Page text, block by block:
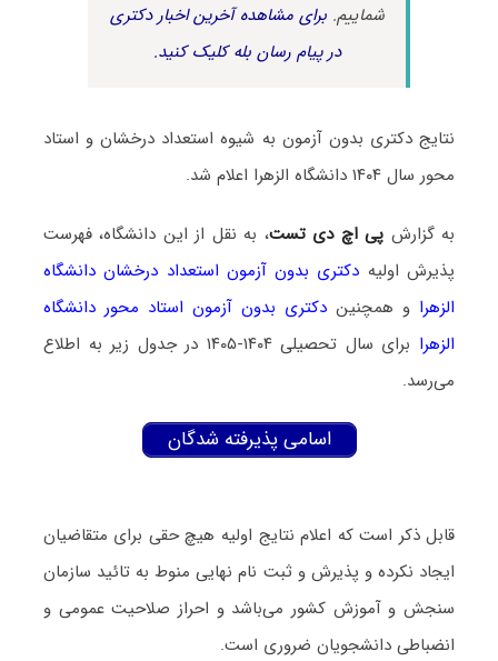
شماییم.برای مشاهده آخرین اخبار دکتری
در پیام رسان بله کلیک کنید.
نتایج دکتری بدون آزمون به شیوه استعداد درخشان و استاد
محور سال ۱۴۰۴ دانشگاه الزهرا اعلام شد.
به گزارش پی اچ دی تست، به نقل از این دانشگاه، فهرست
پذیرش اولیه دکتری بدون آزمون استعداد درخشان دانشگاه
الزهرا و همچنین دکتری بدون آزمون استاد محور دانشگاه
الزهرا
برای سال تحصیلی ۱۴۰۴-۱۴۰۵ در جدول زیر به اطلاع
می‌رسد.
اسامی پذیرفته شدگان
قابل ذکر است که اعلام نتایج اولیه هیچ حقی برای متقاضیان
ایجاد نکرده و پذیرش و ثبت نام نهایی منوط به تائید سازمان
سنجش و آموزش کشور می‌باشد و احراز صلاحیت عمومی و
انضباطی دانشجویان ضروری است.